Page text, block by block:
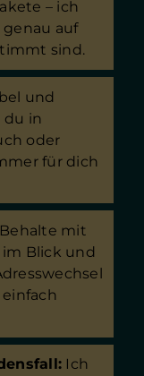
– ich
auf
sind.
und
du in
oder
für dich
mit
im Blick und
Ich